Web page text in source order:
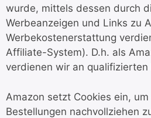
wurde, mittels dessen durch
Werbeanzeigen und Links zu
Werbekostenerstattung
Affiliate-System). D.h. als
verdienen wir an qualifizierten
Amazon setzt Cookies ein,
Bestellungen nachvollziehen